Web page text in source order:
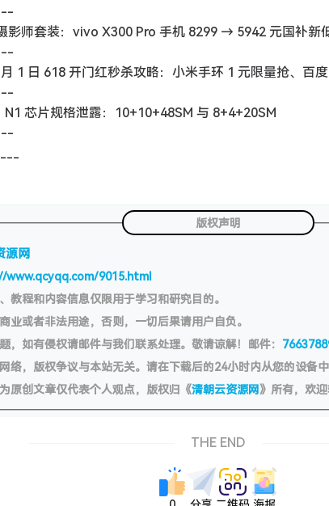
影师套装：vivo X300 Pro 手机 8299 → 5942 元国补新
1 日 618 开门红秒杀攻略：小米手环 1 元限量抢、百
N1 芯片规格泄露：10+10+48SM 与 8+4+20SM
版权声明
源网
www.qcyqq.com/9015.html
教程和内容信息仅限用于学习和研究目的。
业或者非法用途，否则，一切后果请用户自负。
，如有侵权请邮件与我们联系处理。敬请谅解！邮件：
络，版权争议与本站无关。请在下载后的24小时内从您的设备
原创文章仅代表个人观点，版权归《清朝云资源网》所有，欢
THE END